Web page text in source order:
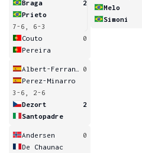
Braga
2
Prieto
7-6, 6-3
Couto
0
Pereira
0
Perez-Minarro
3-6, 2-6
Dezort
2
Santopadre
Andersen
0
De Chaunac
Melo
Simoni